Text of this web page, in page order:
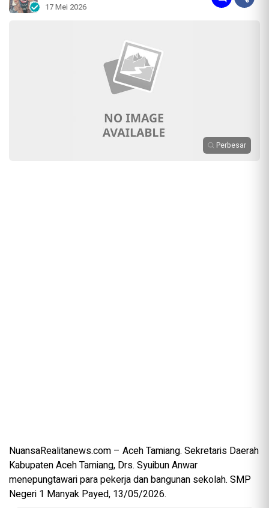
17 Mei 2026
Perbesar
NuansaRealitanews.com – Aceh Tamiang. Sekretaris Daerah
Kabupaten Aceh Tamiang, Drs. Syuibun Anwar
menepungtawari para pekerja dan bangunan sekolah. SMP
Negeri 1 Manyak Payed, 13/05/2026.